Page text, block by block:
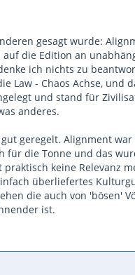
gesagt wurde:
auf die Edition an
ich nichts zu
Law - Chaos Achse, und
und stand für
anderes.
geregelt. Alignment war
für die Tonne und das
praktisch keine Relevanz
überliefertes
die auch von 'bösen'
ist.